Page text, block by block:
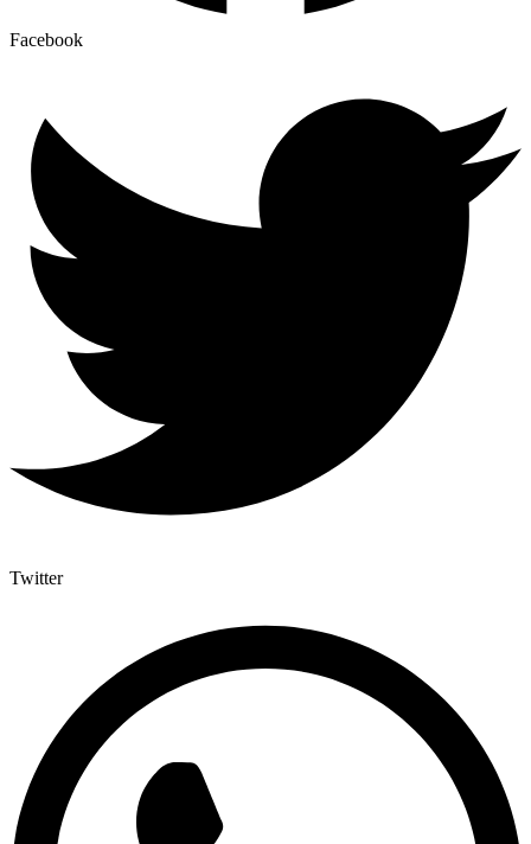
Facebook
Twitter